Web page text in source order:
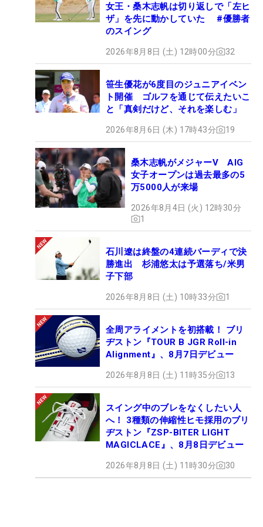
女王・桑木志帆は切り返しで「左ヒ
ザ」を先に動かしていた #優勝者
のスイング
2026年8月8日 (土) 12時00分 32
笹生優花が6度目のジュニアイベン
ト開催 ゴルフを通じて伝えたいこ
と「真剣だけど、それを楽しむ」
2026年8月6日 (木) 17時43分 19
桑木志帆がメジャーV AIG
女子オープンは過去最多の5
万5000人が来場
2026年8月4日 (火) 12時30分
1
石川遼は終盤の4連続バーディで決
勝進出 杉浦悠太は予選落ち/米男
子下部
2026年8月8日 (土) 10時33分 1
全周アライメントを初搭載！ ブリ
ヂストン『TOUR B JGR Roll-in
Alignment』、8月7日デビュー
2026年8月8日 (土) 11時35分 13
スイング中のブレをなくしたい人
へ！ 3種類の伸縮性ヒモ採用のブリ
ヂストン『ZSP-BITER LIGHT
MAGICLACE』、8月8日デビュー
2026年8月8日 (土) 11時30分 30